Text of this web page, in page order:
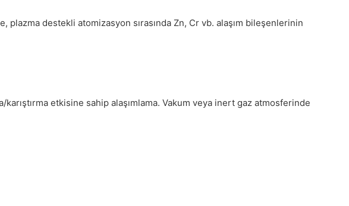
plazma destekli atomizasyon sırasında Zn, Cr vb. alaşım bileşenlerinin
etkisine sahip alaşımlama. Vakum veya inert gaz atmosferinde